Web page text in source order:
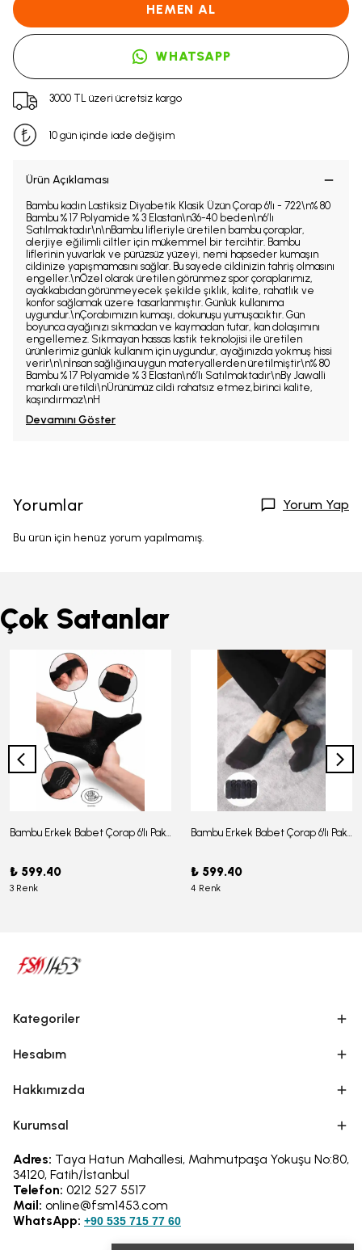
HEMEN AL
WHATSAPP
3000 TL üzeri ücretsiz kargo
10 gün içinde iade değişim
Ürün Açıklaması
Bambu kadın Lastiksiz Diyabetik Klasik Üzün Çorap 6'lı - 722\n% 80
Bambu % 17 Polyamide % 3 Elastan\n36-40 beden\n6’lı
Satılmaktadır\n\nBambu lifleriyle üretilen bambu çoraplar,
alerjiye eğilimli ciltler için mükemmel bir tercihtir. Bambu
liflerinin yuvarlak ve pürüzsüz yüzeyi, nemi hapseder kumaşın
cildinize yapışmamasını sağlar. Bu sayede cildinizin tahriş olmasını
engeller.\nÖzel olarak üretilen görünmez spor çoraplarımız,
ayakkabıdan görünmeyecek şekilde şıklık, kalite, rahatlık ve
konfor sağlamak üzere tasarlanmıştır. Günlük kullanıma
uygundur.\nÇorabımızın kumaşı, dokunuşu yumuşacıktır. Gün
boyunca ayağınızı sıkmadan ve kaymadan tutar, kan dolaşımını
engellemez. Sıkmayan hassas lastik teknolojisi ile üretilen
ürünlerimiz günlük kullanım için uygundur, ayağınızda yokmuş hissi
verir\n\nİnsan sağlığına uygun materyallerden üretilmiştir\n% 80
Bambu % 17 Polyamide % 3 Elastan\n6’lı Satılmaktadır\nBy Jawalli
markalı üretildi\nÜrünümüz cildi rahatsız etmez,birinci kalite,
kaşındırmaz\nH
Devamını Göster
Yorumlar Yorum Yap
Bu ürün için henüz yorum yapılmamış.
Çok Satanlar
Bambu Erkek Babet Çorap 6'lı Paket - J-03
₺ 599.40
3 Renk
Bambu Erkek Babet Çorap 6'lı Paket -J-08
₺ 599.40
4 Renk
Kategoriler
Hesabım
Hakkımızda
Kurumsal
Adres: Taya Hatun Mahallesi, Mahmutpaşa Yokuşu No:80,
34120, Fatih/İstanbul
Telefon: 0212 527 5517
Mail: online@fsm1453.com
WhatsApp: +90 535 715 77 60